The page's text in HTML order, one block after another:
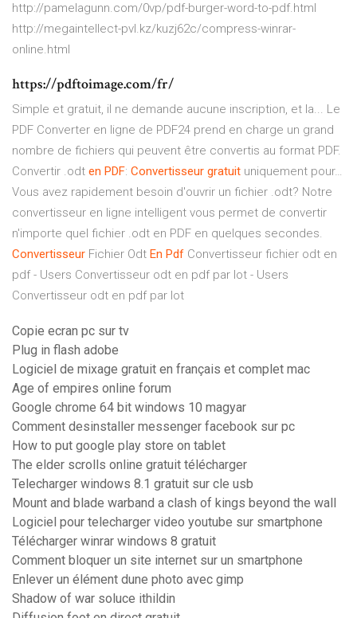
http://pamelagunn.com/0vp/pdf-burger-word-to-pdf.html
http://megaintellect-pvl.kz/kuzj62c/compress-winrar-
online.html
https://pdftoimage.com/fr/
Simple et gratuit, il ne demande aucune inscription, et la... Le
PDF Converter en ligne de PDF24 prend en charge un grand
nombre de fichiers qui peuvent être convertis au format PDF.
Convertir .odt en PDF: Convertisseur gratuit uniquement pour…
Vous avez rapidement besoin d'ouvrir un fichier .odt? Notre
convertisseur en ligne intelligent vous permet de convertir
n'importe quel fichier .odt en PDF en quelques secondes.
Convertisseur Fichier Odt En Pdf Convertisseur fichier odt en
pdf - Users Convertisseur odt en pdf par lot - Users
Convertisseur odt en pdf par lot
Copie ecran pc sur tv
Plug in flash adobe
Logiciel de mixage gratuit en français et complet mac
Age of empires online forum
Google chrome 64 bit windows 10 magyar
Comment desinstaller messenger facebook sur pc
How to put google play store on tablet
The elder scrolls online gratuit télécharger
Telecharger windows 8.1 gratuit sur cle usb
Mount and blade warband a clash of kings beyond the wall
Logiciel pour telecharger video youtube sur smartphone
Télécharger winrar windows 8 gratuit
Comment bloquer un site internet sur un smartphone
Enlever un élément dune photo avec gimp
Shadow of war soluce ithildin